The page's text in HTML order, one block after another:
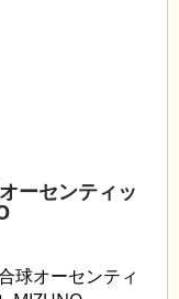
ーセンティッ
球オーセンティ